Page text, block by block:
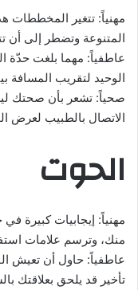
مهنياً: تتغير المخططات
المتنوعة وتضطر إلى أن
عاطفياً: مهما بلغت حدّة
الوحيد لتقريب المسافة
صحياً: تشعر بأن صحتك
الاتصال بالطبيب لعرض
الحوت
مهنياً: إيجابيات كبيرة
منك، وترسم علامات
عاطفياً: حاول أن تعيش
تأخير قد يلحق بعلاقتك